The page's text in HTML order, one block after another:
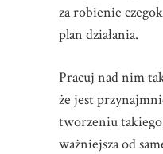
za robienie
plan działania.
Pracuj nad nim
że jest
tworzeniu
ważniejsza od